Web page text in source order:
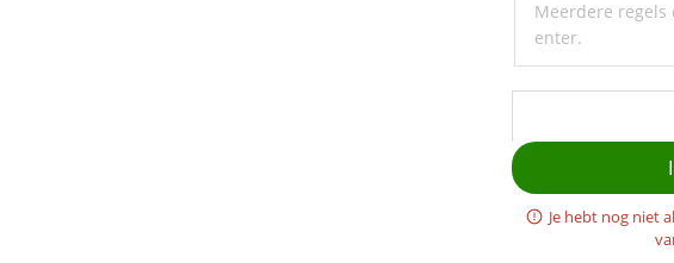
Je hebt nog niet